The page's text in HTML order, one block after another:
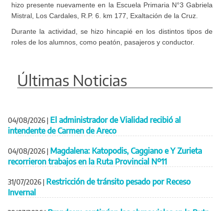
hizo presente nuevamente en la Escuela Primaria N°3 Gabriela
Mistral, Los Cardales, R.P. 6. km 177, Exaltación de la Cruz.
Durante la actividad, se hizo hincapié en los distintos tipos de
roles de los alumnos, como peatón, pasajeros y conductor.
Últimas Noticias
04/08/2026 | El administrador de Vialidad recibió al
intendente de Carmen de Areco
04/08/2026 | Magdalena: Katopodis, Caggiano e Y Zurieta
recorrieron trabajos en la Ruta Provincial Nº11
31/07/2026 | Restricción de tránsito pesado por Receso
Invernal